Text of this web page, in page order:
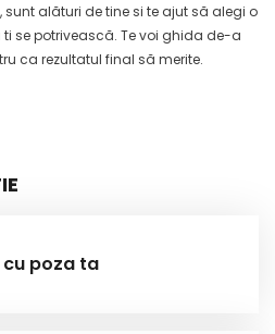
alături de tine si te ajut să alegi o
se potrivească. Te voi ghida de-a
ca rezultatul final să merite.
poza ta